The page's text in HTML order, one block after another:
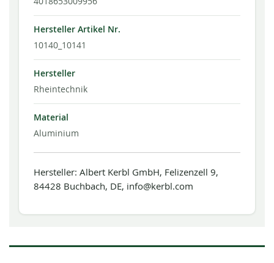
Hersteller Artikel Nr.
10140_10141
Hersteller
Rheintechnik
Material
Aluminium
Hersteller: Albert Kerbl GmbH, Felizenzell 9,
84428 Buchbach, DE, info@kerbl.com